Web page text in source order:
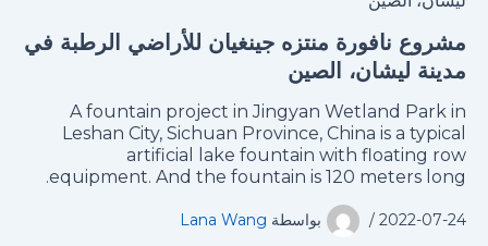
مشروع نافورة منتزه جينغيان للأراضي الرطبة في
مدينة ليشان، الصين
A fountain project in Jingyan Wetland Park in
Leshan City, Sichuan Province, China is a typical
artificial lake fountain with floating row
equipment. And the fountain is 120 meters long.
2022-07-24
/ بواسطة Lana Wang